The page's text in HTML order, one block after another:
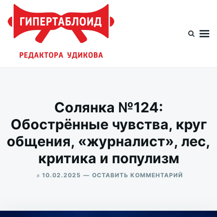
Перейти
содержимому
Искать:
Солянка №124:
Обострённые чувства, круг
общения, «журналист», лес,
критика и популизм
в 10.02.2025 ОСТАВИТЬ КОММЕНТАРИЙ
ЧУВСТВА,